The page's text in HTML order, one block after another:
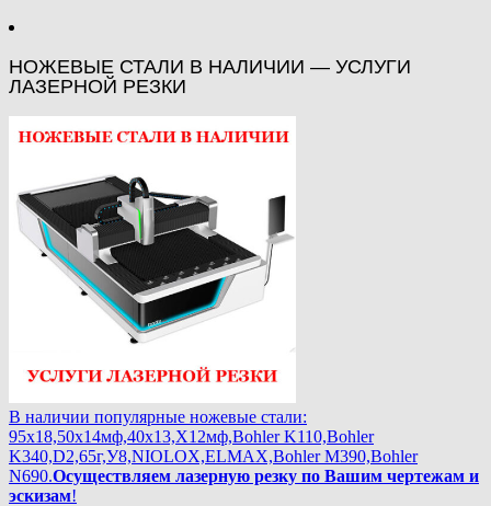
НОЖЕВЫЕ СТАЛИ В НАЛИЧИИ — УСЛУГИ
ЛАЗЕРНОЙ РЕЗКИ
В наличии популярные ножевые стали:
95х18,50х14мф,40х13,Х12мф,Bohler K110,Bohler
K340,D2,65г,У8,NIOLOX,ELMAX,Bohler М390,Bohler
N690.Осуществляем лазерную резку по Вашим чертежам и
эскизам!